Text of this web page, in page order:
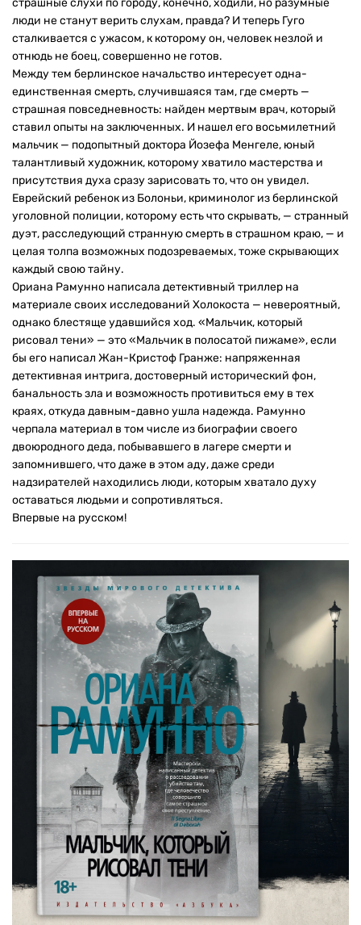
страшные слухи по городу, конечно, ходили, но разумные
люди не станут верить слухам, правда? И теперь Гуго
сталкивается с ужасом, к которому он, человек незлой и
отнюдь не боец, совершенно не готов.
Между тем берлинское начальство интересует одна-
единственная смерть, случившаяся там, где смерть —
страшная повседневность: найден мертвым врач, который
ставил опыты на заключенных. И нашел его восьмилетний
мальчик — подопытный доктора Йозефа Менгеле, юный
талантливый художник, которому хватило мастерства и
присутствия духа сразу зарисовать то, что он увидел.
Еврейский ребенок из Болоньи, криминолог из берлинской
уголовной полиции, которому есть что скрывать, — странный
дуэт, расследующий странную смерть в страшном краю, — и
целая толпа возможных подозреваемых, тоже скрывающих
каждый свою тайну.
Ориана Рамунно написала детективный триллер на
материале своих исследований Холокоста — невероятный,
однако блестяще удавшийся ход. «Мальчик, который
рисовал тени» — это «Мальчик в полосатой пижаме», если
бы его написал Жан-Кристоф Гранже: напряженная
детективная интрига, достоверный исторический фон,
банальность зла и возможность противиться ему в тех
краях, откуда давным-давно ушла надежда. Рамунно
черпала материал в том числе из биографии своего
двоюродного деда, побывавшего в лагере смерти и
запомнившего, что даже в этом аду, даже среди
надзирателей находились люди, которым хватало духу
оставаться людьми и сопротивляться.
Впервые на русском!